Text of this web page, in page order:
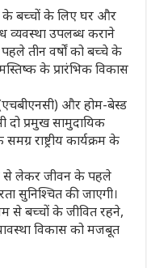
के बच्चों के लिए घर और
व्यवस्था उपलब्ध कराने
तीन वर्षों को बच्चे के
के प्रारंभिक विकास
और होम-बेस्ड
दो प्रमुख सामुदायिक
राष्ट्रीय कार्यक्रम के
से लेकर जीवन के पहले
सुनिश्चित की जाएगी।
से बच्चों के जीवित रहने,
विकास को मजबूत